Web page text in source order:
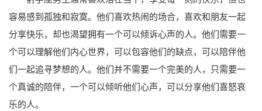
容易感到孤独和寂寞。他们喜欢热闹的场合，喜欢和朋友一起
分享快乐，却也渴望拥有一个可以倾诉心声的人。他们需要一
个可以理解他们内心世界，可以包容他们的缺点，可以陪伴他
们一起追寻梦想的人。他们并不需要一个完美的人，只需要一
个真诚的陪伴，一个可以倾听他们心声，可以分享他们喜怒哀
乐的人。